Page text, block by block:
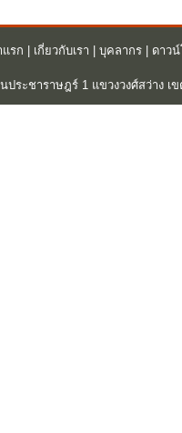
รก เกี่ยวกับเรา บุคลากร| ดาว
ระชาราษฎร์ 1 แขวงวงศ์สว่าง